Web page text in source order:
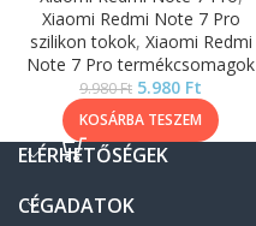
Xiaomi Redmi Note 7 Pro
szilikon tokok, Xiaomi Redmi
Note 7 Pro termékcsomagok
9.980Ft 5.980 Ft
KOSÁRBA TESZEM
ELÉRHETŐSÉGEK
CÉGADATOK